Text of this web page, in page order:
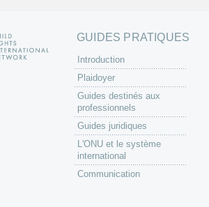
GUIDES PRATIQUES
Introduction
Plaidoyer
Guides destinés aux
professionnels
Guides juridiques
L'ONU et le système
international
Communication